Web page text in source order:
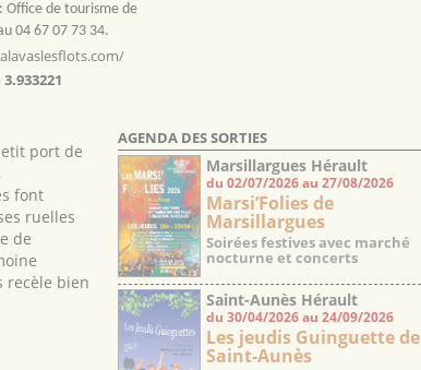
Office de tourisme de
04 67 07 73 34.
3.933221
port de
font
ruelles
de
recèle bien
AGENDA DES SORTIES
Marsillargues Hérault
du 02/07/2026 au 27/08/2026
Marsi’Folies de
Marsillargues
Soirées festives avec marché
nocturne et concerts
Saint-Aunès Hérault
du 30/04/2026 au 24/09/2026
Les jeudis Guinguette de
Saint-Aunès